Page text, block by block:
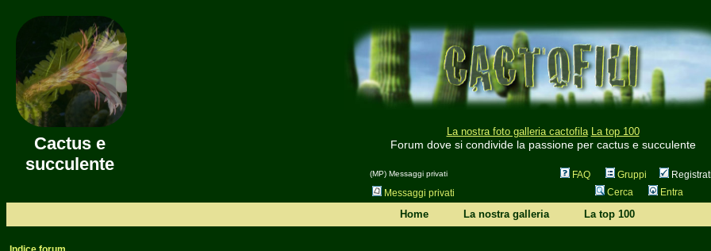
Cactus e
succulente
La nostra foto galleria cactofila La top 100
Forum dove si condivide la passione per cactus e succulente
(MP) Messaggi privati FAQ Gruppi
Messaggi privati
Cerca Entra
Home La nostra galleria La top 100